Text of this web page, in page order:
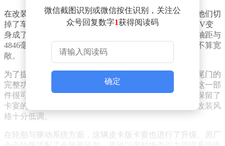
在改装过程中，施工方对车辆进行了大刀阔斧的改造。他们切
掉了车顶后半段，并拆除了后排车门，将原本的五门SUV变
身成了双排座舱两门皮卡。尽管保留了原车2895毫米的轴距与
4846毫米的车长，但受限于原车尺寸，车尾货斗空间并不算宽
敞。
为了提升实用性，原车尾门经过重新设计，具备了皮卡尾门的
完整功能。同时，车内还加装了带后挡风玻璃的隔断，这一部
件很可能取自普通皮卡。除了这些改动外，车身钣金均保留了
卡宴的原厂样式，没有加装任何浮夸的改装套件，整体改装风
格十分低调。
在轮胎与驱动系统方面，这辆皮卡版卡宴也进行了升级。原厂
微信截图识别或微信按住识别，关注公
众号回复数字1获得阅读码
确定